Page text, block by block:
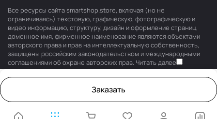
Заказать
Все ресурсы сайта smartshop.store, включая (но не
ограничиваясь) текстовую, графическую, фотографическую и
видео информацию, структуру, дизайн и оформление страниц,
доменное имя, фирменное наименование являются объектами
авторского права и прав на интеллектуальную собственность,
защищены российским законодательством и международными
соглашениями об охране авторских прав. Читать далее